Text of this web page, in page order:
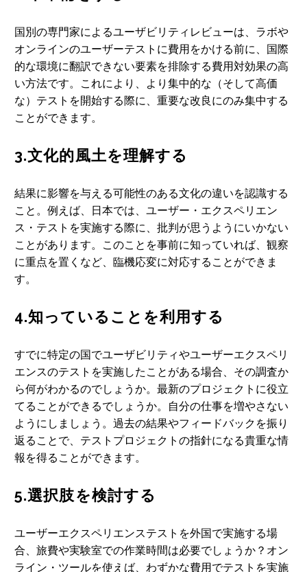
国別の専門家によるユーザビリティレビューは、ラボや
オンラインのユーザーテストに費用をかける前に、国際
的な環境に翻訳できない要素を排除する費用対効果の高
い方法です。これにより、より集中的な（そして高価
な）テストを開始する際に、重要な改良にのみ集中する
ことができます。
3.文化的風土を理解する
結果に影響を与える可能性のある文化の違いを認識する
こと。例えば、日本では、ユーザー・エクスペリエン
ス・テストを実施する際に、批判が思うようにいかない
ことがあります。このことを事前に知っていれば、観察
に重点を置くなど、臨機応変に対応することができま
す。
4.知っていることを利用する
すでに特定の国でユーザビリティやユーザーエクスペリ
エンスのテストを実施したことがある場合、その調査か
ら何がわかるのでしょうか。最新のプロジェクトに役立
てることができるでしょうか。自分の仕事を増やさない
ようにしましょう。過去の結果やフィードバックを振り
返ることで、テストプロジェクトの指針になる貴重な情
報を得ることができます。
5.選択肢を検討する
ユーザーエクスペリエンステストを外国で実施する場
合、旅費や実験室での作業時間は必要でしょうか？オン
ライン・ツールを使えば、わずかな費用でテストを実施